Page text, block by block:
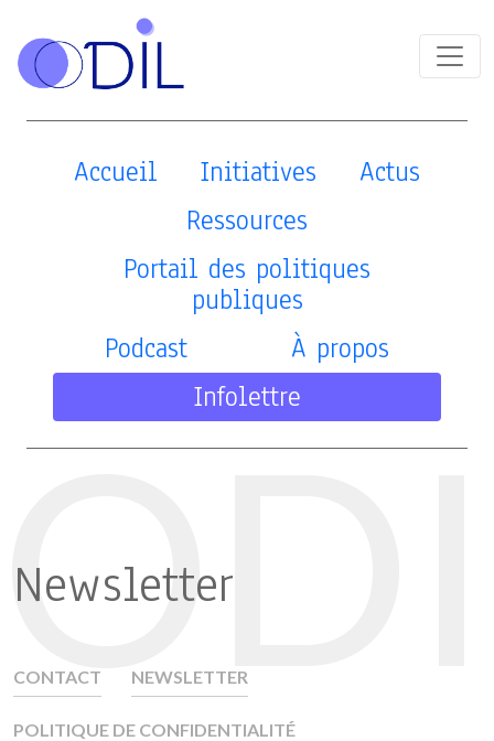
Accueil Initiatives
Actus
Ressources
Portail des politiques
publiques
Podcast
À propos
Infolettre
Newsletter
CONTACT NEWSLETTER
POLITIQUE DE CONFIDENTIALITÉ